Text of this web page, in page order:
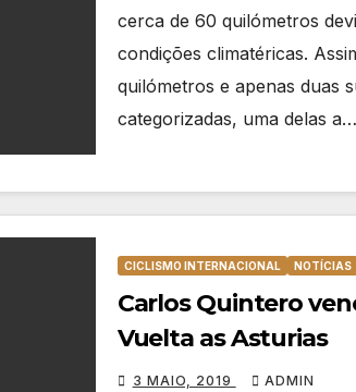
cerca de 60 quilómetros
condições climatéricas.
quilómetros e apenas duas
categorizadas, uma delas a…
CICLISMO INTERNACIONAL NOTÍCIAS
Carlos Quintero
Vuelta as Asturias
3 MAIO, 2019 ADMIN